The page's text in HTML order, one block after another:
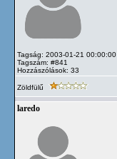
Tagság: 2003-01-21 00:00:00
Tagszám: #841
Hozzászólások: 33
Zöldfülű
laredo